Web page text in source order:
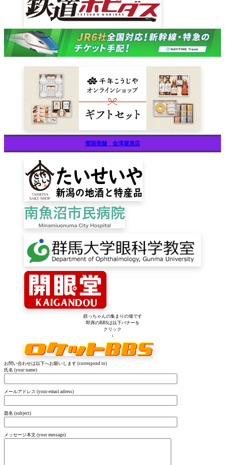
雪国酒舗 金澤屋酒店
鉄っちゃんの集まりの場です
即席のBBSは以下バナーを
クリック
↓
お問い合わせは以下へお願いします (correspond to)
氏名 (your name)
メールアドレス (your-email adress)
題名 (subject)
メッセージ本文 (your message)